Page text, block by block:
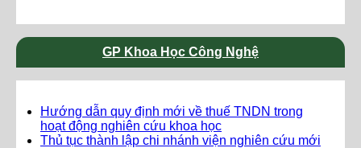
GP Khoa Học Công Nghệ
Hướng dẫn quy định mới về thuế TNDN trong
hoạt động nghiên cứu khoa học
Thủ tục thành lập chi nhánh viện nghiên cứu mới